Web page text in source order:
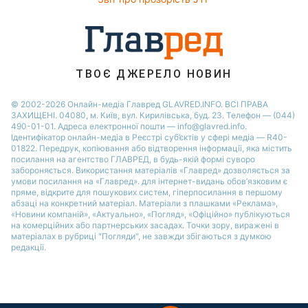
Новини Рівного
ТВОЄ ДЖЕРЕЛО НОВИН
© 2002-2026 Онлайн-медіа Главред GLAVRED.INFO. ВСІ ПРАВА
ЗАХИЩЕНІ. 04080, м. Київ, вул. Кирилівська, буд. 23. Телефон — (044)
490-01-01. Адреса електронної пошти — info@glavred.info.
Ідентифікатор онлайн-медіа в Реєстрі суб’єктів у сфері медіа — R40-
01822. Передрук, копіювання або відтворення інформації, яка містить
посилання на агентство ГЛАВРЕД, в будь-якій формi суворо
забороняється. Використання матеріалів «Главред» дозволяється за
умови посилання на «Главред». для інтернет-видань обов’язковим є
пряме, відкрите для пошукових систем, гіперпосилання в першому
абзаці на конкретний матеріал. Матеріали з плашками «Реклама»,
«Новини компаній», «Актуально», «Погляд», «Офіційно» публікуються
на комерційних або партнерських засадах. Точки зору, виражені в
матеріалах в рубриці "Погляди", не завжди збігаються з думкою
редакції.